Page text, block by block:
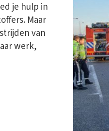
je hulp in
Maar
van
werk,